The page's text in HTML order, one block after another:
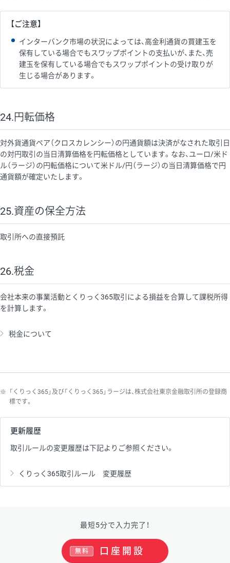
【ご注意】
インターバンク市場の状況によっては、高金利通貨の買建玉を
保有している場合でもスワップポイントの支払いが、また、売
建玉を保有している場合でもスワップポイントの受け取りが
生じる場合があります。
24.円転価格
対外貨通貨ペア（クロスカレンシー）の円通貨額は決済がなされた取引日
の対円取引の当日清算価格を円転価格としています。なお、ユーロ/米ド
ル（ラージ）の円転価格について米ドル/円（ラージ）の当日清算価格で円
通貨額が確定いたします。
25.資産の保全方法
取引所への直接預託
26.税金
会社本来の事業活動とくりっく365取引による損益を合算して課税所得
を計算します。
税金について
※
「くりっく365」及び「くりっく365」ラージは、株式会社東京金融取引所の登録商
標です。
更新履歴
取引ルールの変更履歴は下記よりご参照ください。
くりっく365取引ルール 変更履歴
最短5分で入力完了！
口座開設
無料